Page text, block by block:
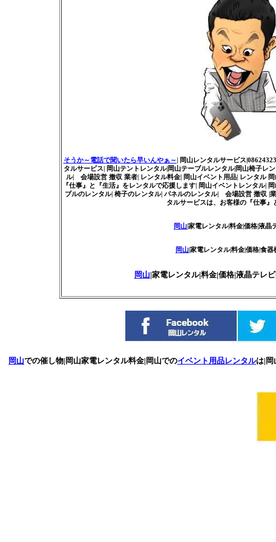
そうか～電話で聞いたら早いんやぁ～
| 岡山レンタルサービス
タルサービス| 岡山テントレンタル|岡山テーブルレンタル|岡山椅子レ
ル| 会場設営 撤収 業者| レンタル料金| 岡山イベント用品| レンタル
『仕事』と『生活』をレンタルで応援します| 岡山イベントレンタル|
ブルのレンタル| 椅子のレンタル| パネルのレンタル| 会場設営 撤収 |
タルサービスは、お客様の『仕事
岡山|家電レンタル|料金|価格|液晶
岡山|家電レンタル|料金|価格|食
岡山|家電レンタル|料金|価格|液晶テレ
岡山での催し物|岡山家電レンタル料金|岡山でのイベント用品レンタルは|岡